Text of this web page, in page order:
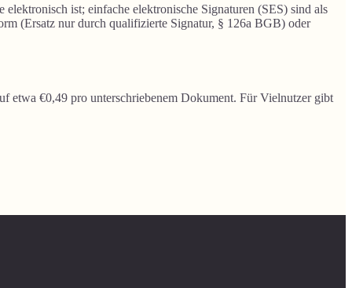
ist; einfache elektronische Signaturen (SES) sind als
(Ersatz nur durch qualifizierte Signatur, § 126a BGB) oder
etwa €0,49 pro unterschriebenem Dokument. Für Vielnutzer gibt